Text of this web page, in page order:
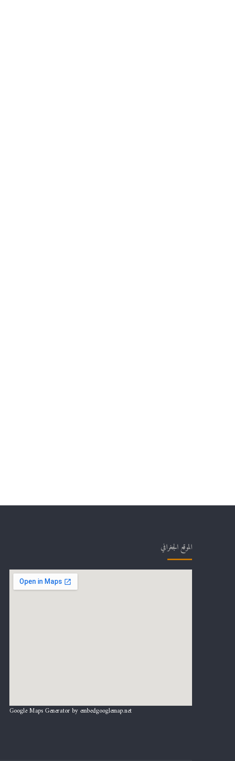
الموقع الجغرافي
Google Maps Generator by embedgooglemap.net